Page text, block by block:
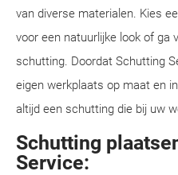
van diverse materialen. Kies
voor een natuurlijke look of ga
schutting. Doordat Schutting
eigen werkplaats op maat en
altijd een schutting die bij uw
Schutting
Service: